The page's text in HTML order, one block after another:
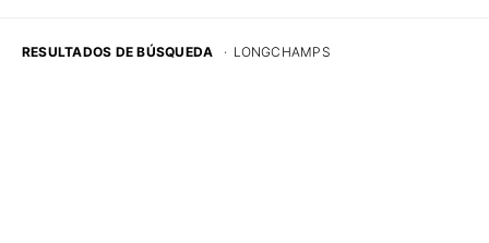
RESULTADOS DE BÚSQUEDA · LONGCHAMPS